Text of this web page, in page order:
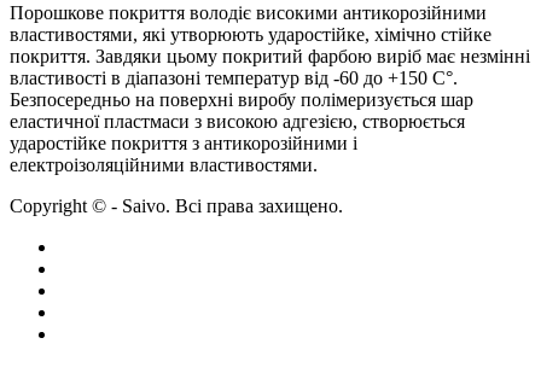
Порошкове покриття володіє високими антикорозійними
властивостями, які утворюють ударостійке, хімічно стійке
покриття. Завдяки цьому покритий фарбою виріб має незмінні
властивості в діапазоні температур від -60 до +150 С°.
Безпосередньо на поверхні виробу полімеризується шар
еластичної пластмаси з високою адгезією, створюється
ударостійке покриття з антикорозійними і
електроізоляційними властивостями.
Copyright © - Saivo. Всі права захищено.